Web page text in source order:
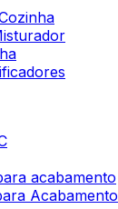
acabamento
Acabamento